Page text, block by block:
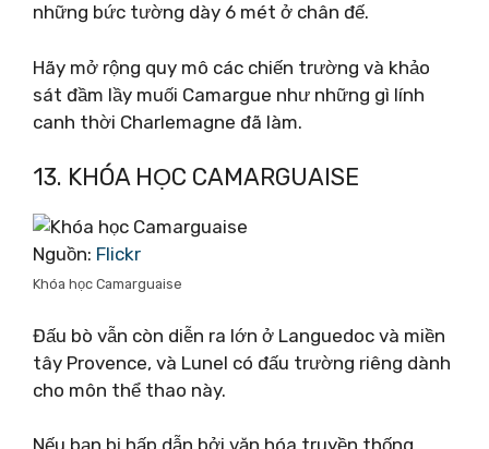
những bức tường dày 6 mét ở chân đế.
Hãy mở rộng quy mô các chiến trường và khảo
sát đầm lầy muối Camargue như những gì lính
canh thời Charlemagne đã làm.
13. KHÓA HỌC CAMARGUAISE
Nguồn: Flickr
Khóa học Camarguaise
Đấu bò vẫn còn diễn ra lớn ở Languedoc và miền
tây Provence, và Lunel có đấu trường riêng dành
cho môn thể thao này.
Nếu bạn bị hấp dẫn bởi văn hóa truyền thống